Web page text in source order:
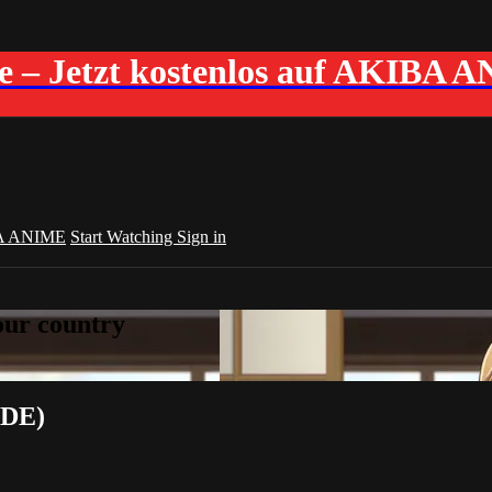
– Jetzt kostenlos auf AKIBA
ANIME Start Watching Sign in
country